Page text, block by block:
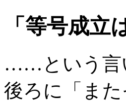
「等号成立
……という言
後ろに「ま